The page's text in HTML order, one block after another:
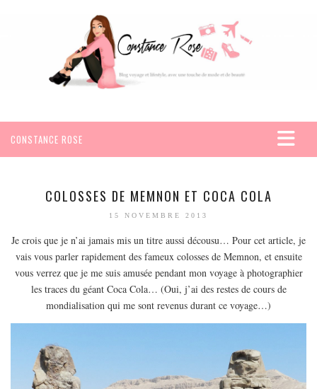
CONSTANCE ROSE
VOYAGES
SEYCHELLES
AMÉRIQUE
MEXIQUE
EUROPE
ESPAGNE
FRANCE
COLOSSES DE MEMNON ET COCA COLA
15 NOVEMBRE 2013
Je crois que je n’ai jamais mis un titre aussi décousu… Pour cet article, je
vais vous parler rapidement des fameux colosses de Memnon, et ensuite
vous verrez que je me suis amusée pendant mon voyage à photographier
les traces du géant Coca Cola… (Oui, j’ai des restes de cours de
mondialisation qui me sont revenus durant ce voyage…)